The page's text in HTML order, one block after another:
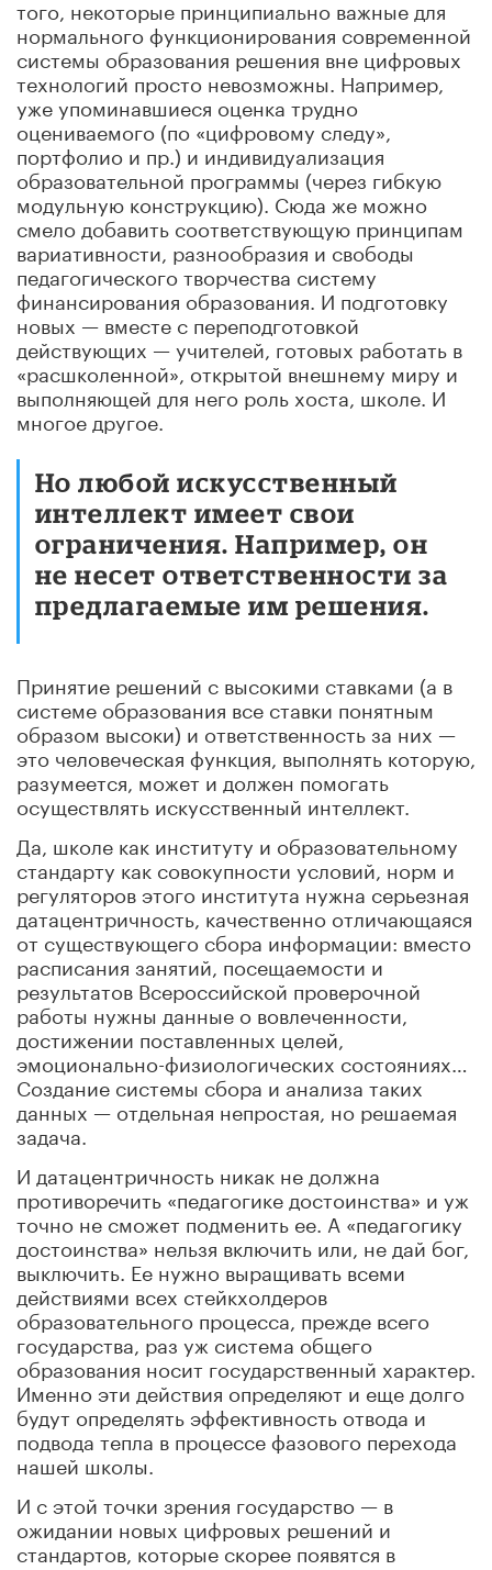
того, некоторые принципиально важные для
нормального функционирования современной
системы образования решения вне цифровых
технологий просто невозможны. Например,
уже упоминавшиеся оценка трудно
оцениваемого (по «цифровому следу»,
портфолио и пр.) и индивидуализация
образовательной программы (через гибкую
модульную конструкцию). Сюда же можно
смело добавить соответствующую принципам
вариативности, разнообразия и свободы
педагогического творчества систему
финансирования образования. И подготовку
новых — вместе с переподготовкой
действующих — учителей, готовых работать в
«расшколенной», открытой внешнему миру и
выполняющей для него роль хоста, школе. И
многое другое.
Но любой искусственный
интеллект имеет свои
ограничения. Например, он
не несет ответственности за
предлагаемые им решения.
Принятие решений с высокими ставками (а в
системе образования все ставки понятным
образом высоки) и ответственность за них —
это человеческая функция, выполнять которую,
разумеется, может и должен помогать
осуществлять искусственный интеллект.
Да, школе как институту и образовательному
стандарту как совокупности условий, норм и
регуляторов этого института нужна серьезная
датацентричность, качественно отличающаяся
от существующего сбора информации: вместо
расписания занятий, посещаемости и
результатов Всероссийской проверочной
работы нужны данные о вовлеченности,
достижении поставленных целей,
эмоционально-физиологических состояниях…
Создание системы сбора и анализа таких
данных — отдельная непростая, но решаемая
задача.
И датацентричность никак не должна
противоречить «педагогике достоинства» и уж
точно не сможет подменить ее. А «педагогику
достоинства» нельзя включить или, не дай бог,
выключить. Ее нужно выращивать всеми
действиями всех стейкхолдеров
образовательного процесса, прежде всего
государства, раз уж система общего
образования носит государственный характер.
Именно эти действия определяют и еще долго
будут определять эффективность отвода и
подвода тепла в процессе фазового перехода
нашей школы.
И с этой точки зрения государство — в
ожидании новых цифровых решений и
стандартов, которые скорее появятся в